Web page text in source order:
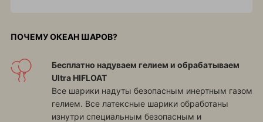
ПОЧЕМУ ОКЕАН ШАРОВ?
Бесплатно надуваем гелием и обрабатываем
Ultra HIFLOAT
Все шарики надуты безопасным инертным газом
гелием. Все латексные шарики обработаны
изнутри специальным безопасным и